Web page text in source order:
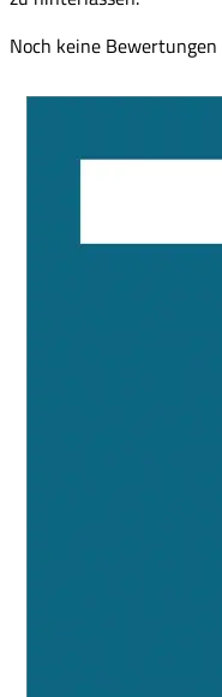
Noch keine